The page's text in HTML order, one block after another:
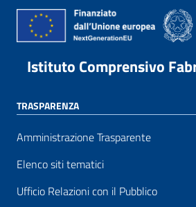
Istituto Comprensivo
TRASPARENZA
Amministrazione Trasparente
Elenco siti tematici
Ufficio Relazioni con il Pubblico